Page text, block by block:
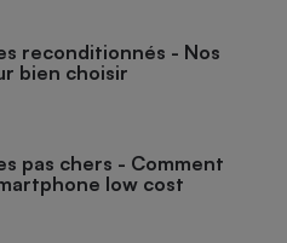
reconditionnés - Nos
bien choisir
pas chers - Comment
low cost